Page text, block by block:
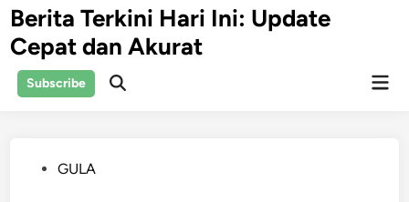
Skip
to
content
Berita Terkini Hari Ini: Update
Cepat dan Akurat
Subscribe
Open
PostedGULA